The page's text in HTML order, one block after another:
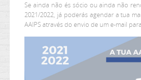
Se ainda não és sócio ou ainda não
2021/2022, já poderás agendar a tua
AAIPS através do envio de um e-mail para